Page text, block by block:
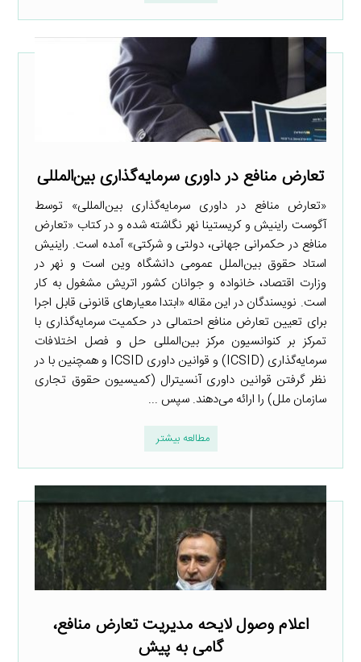
تعارض منافع در داوری سرمایه‌گذاری بین‌المللی
«تعارض منافع در داوری سرمایه‌گذاری بین‌المللی» توسط
آگوست راینیش و کریستینا نهر نگاشته شده و در کتاب «تعارض
منافع در حکمرانی جهانی، دولتی و شرکتی» آمده است. راینیش
استاد حقوق بین‌الملل عمومی دانشگاه وین است و نهر در
وزارت اقتصاد، خانواده و جوانان کشور اتریش مشغول به کار
است. نویسندگان در این مقاله «ابتدا معیارهای قانونی قابل اجرا
برای تعیین تعارض منافع احتمالی در حکمیت سرمایه‌گذاری با
تمرکز بر کنوانسیون مرکز بین‌المللی حل و فصل اختلافات
سرمایه‌گذاری (ICSID) و قوانین داوری ICSID و همچنین با در
نظر گرفتن قوانین داوری آنسیترال (کمیسیون حقوق تجاری
سازمان ملل) را ارائه می‌دهند. سپس ...
مطالعه بیشتر
اعلام وصول لایحه مدیریت تعارض منافع،
گامی به پیش